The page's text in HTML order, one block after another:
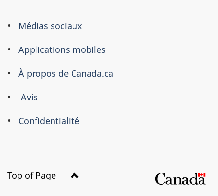
À
propos
ce
site
Médias sociaux
Applications mobiles
À propos de Canada.ca
Avis
Confidentialité
Top of Page